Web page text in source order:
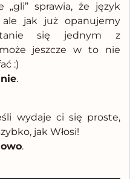
„gli” sprawia, że język
ale jak już opanujemy
się jednym z
jeszcze w to nie
:)
.
wydaje ci się proste,
jak Włosi!
.